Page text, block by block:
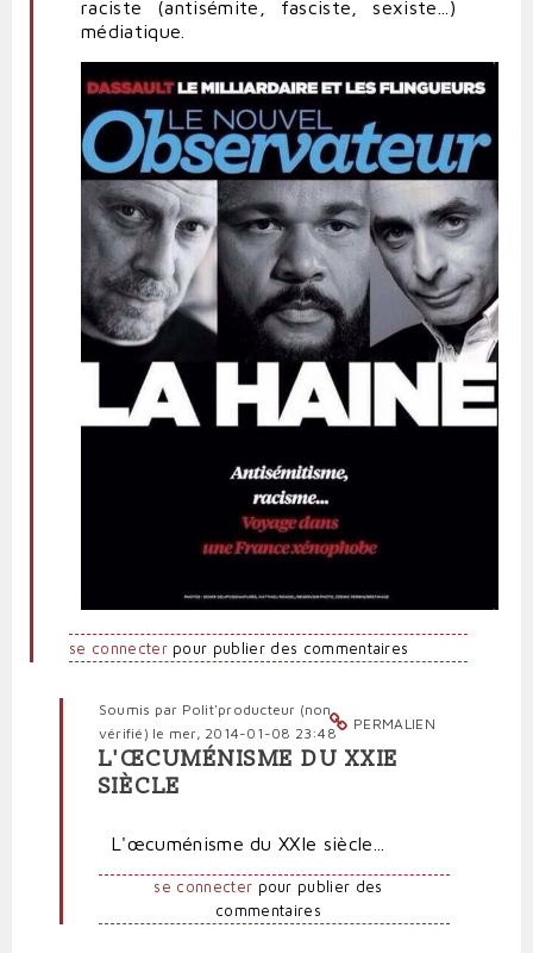
raciste (antisémite, fasciste, sexiste...)
médiatique.
se connecterpour publier des commentaires
PERMALIEN
Soumis par Polit'producteur (non
vérifié) le mer, 2014-01-08 23:48
En
réponse
Trois
L'ŒCUMÉNISME DU XXIE
SIÈCLE
L'œcuménisme du XXIe siècle...
se connecter pour publier des
commentaires